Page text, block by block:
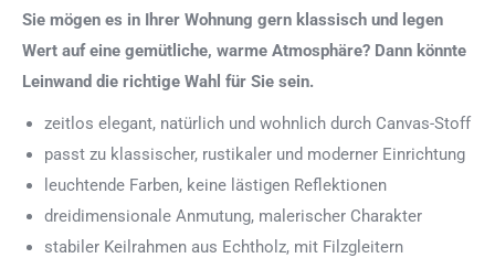
Sie mögen es in Ihrer Wohnung gern klassisch und legen
Wert auf eine gemütliche, warme Atmosphäre? Dann könnte
Leinwand die richtige Wahl für Sie sein.
zeitlos elegant, natürlich und wohnlich durch Canvas-Stoff
passt zu klassischer, rustikaler und moderner Einrichtung
leuchtende Farben, keine lästigen Reflektionen
dreidimensionale Anmutung, malerischer Charakter
stabiler Keilrahmen aus Echtholz, mit Filzgleitern